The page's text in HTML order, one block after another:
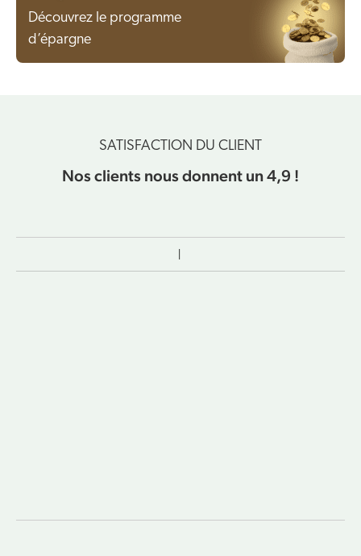
Découvrez le programme
d’épargne
SATISFACTION DU CLIENT
Nos clients nous donnent un 4,9 !